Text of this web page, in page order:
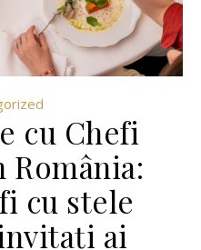
cu Chefi
cu stele
ai